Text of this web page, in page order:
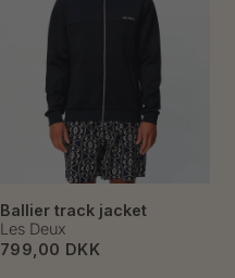
Ballier track jacket
799,00 DKK
Les Deux